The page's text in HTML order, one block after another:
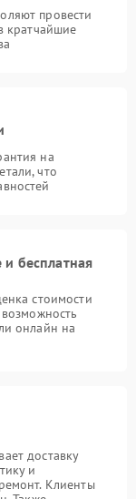
провести
кратчайшие
на
что
бесплатная
стоимости
онлайн на
доставку
и
Клиенты